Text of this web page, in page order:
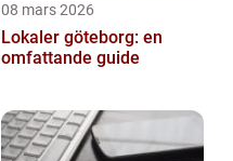
08 mars 2026
Lokaler göteborg: en
omfattande guide